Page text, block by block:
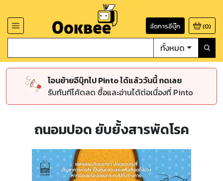
จัดการอีบุ๊ก (0)
ทั้งหมด
โอนย้ายอีบุ๊กไป Pinto ได้แล้ววันนี้ กดเลย
รับทันทีโค้ดลด ซื้อและอ่านได้ต่อเนื่องที่ Pinto
ถนอมปอด ยับยั้งสารพัดโรค